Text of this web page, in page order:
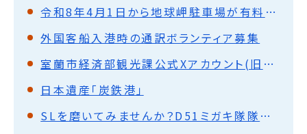
令和8年4月1日から地球岬駐車場が有料になります
外国客船入港時の通訳ボランティア募集
室蘭市経済部観光課公式Xアカウント(旧Twitter)
日本遺産「炭鉄港」
SLを磨いてみませんか？D51ミガキ隊隊員募集中！